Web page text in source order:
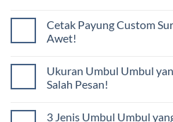
Cetak Payung Custom
Awet!
Ukuran Umbul Umbul
Salah Pesan!
3 Jenis Umbul Umbul